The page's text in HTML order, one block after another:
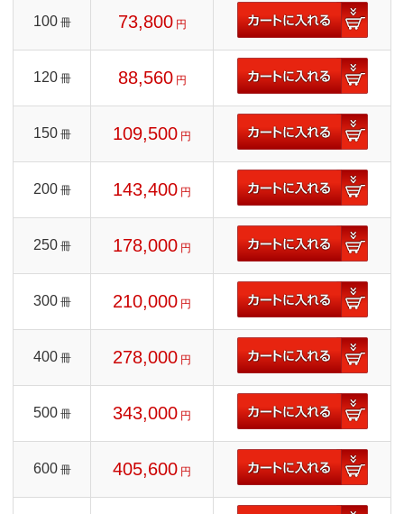
100 冊 73,800 円
120 冊 88,560 円
150 冊 109,500 円
200 冊 143,400 円
250 冊 178,000 円
300 冊 210,000 円
400 冊 278,000 円
500 冊 343,000 円
600 冊 405,600 円